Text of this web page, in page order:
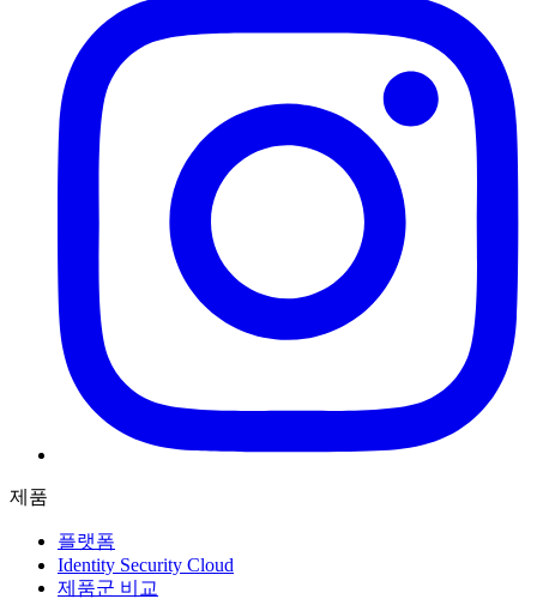
제품
플랫폼
Identity Security Cloud
제품군 비교